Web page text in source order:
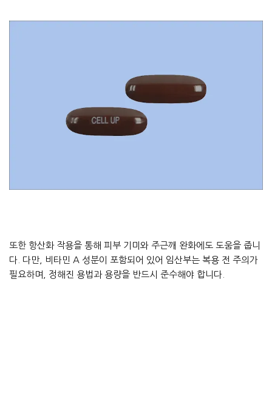
또한 항산화 작용을 통해 피부 기미와 주근깨 완화에도 도움을 줍니
다. 다만, 비타민 A 성분이 포함되어 있어 임산부는 복용 전 주의가
필요하며, 정해진 용법과 용량을 반드시 준수해야 합니다.